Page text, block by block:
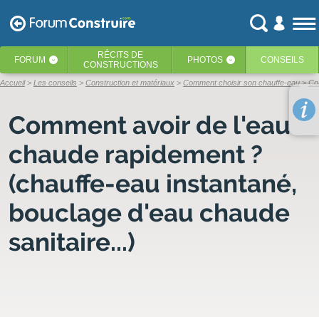
FORUM ‹ RÉCITS DE
CONSTRUCTIONS
PHOTOS ‹ CONSEILS
Accueil Les conseils Construction et matériaux Comment choisir son chauffe-eau
Comment avoir de l'eau
chaude rapidement ?
(chauffe-eau instantané,
bouclage d'eau chaude
sanitaire...)